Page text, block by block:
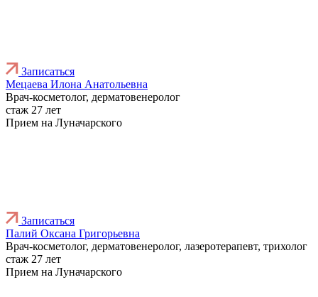
Записаться
Мецаева Илона Анатольевна
Врач-косметолог, дерматовенеролог
стаж 27 лет
Прием на Луначарского
Записаться
Палий Оксана Григорьевна
Врач-косметолог, дерматовенеролог, лазеротерапевт, трихолог
стаж 27 лет
Прием на Луначарского